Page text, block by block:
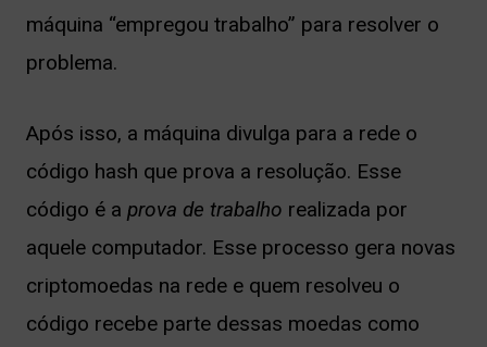
máquina “empregou trabalho” para resolver o
problema.
Após isso, a máquina divulga para a rede o
código hash que prova a resolução. Esse
código é a prova de trabalho realizada por
aquele computador. Esse processo gera novas
criptomoedas na rede e quem resolveu o
código recebe parte dessas moedas como